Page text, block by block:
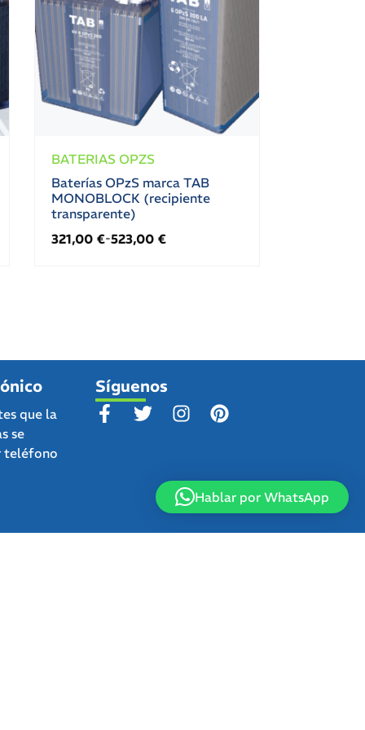
BATERIAS OPZS
Baterías OPzS marca TAB
MONOBLOCK (recipiente
transparente)
321,00 €-523,00 €
que la
se
teléfono
Síguenos
Hablar por WhatsApp